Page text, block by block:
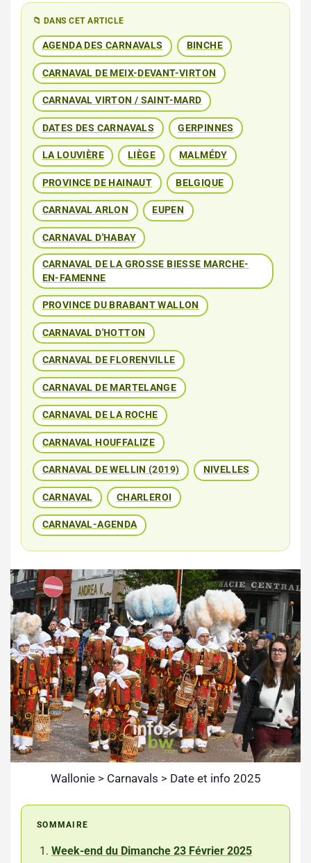
📁 DANS CET ARTICLE
AGENDA DES CARNAVALS BINCHE
CARNAVAL DE MEIX-DEVANT-VIRTON
CARNAVAL VIRTON / SAINT-MARD
DATES DES CARNAVALS GERPINNES
LA LOUVIÈRE LIÈGE MALMÉDY
PROVINCE DE HAINAUT BELGIQUE
CARNAVAL ARLON EUPEN
CARNAVAL D'HABAY
CARNAVAL DE LA GROSSE BIESSE MARCHE-
EN-FAMENNE
PROVINCE DU BRABANT WALLON
CARNAVAL D'HOTTON
CARNAVAL DE FLORENVILLE
CARNAVAL DE MARTELANGE
CARNAVAL DE LA ROCHE
CARNAVAL HOUFFALIZE
CARNAVAL DE WELLIN (2019) NIVELLES
CARNAVAL CHARLEROI
CARNAVAL-AGENDA
Wallonie > Carnavals > Date et info 2025
SOMMAIRE
Week-end du Dimanche 23 Février 2025